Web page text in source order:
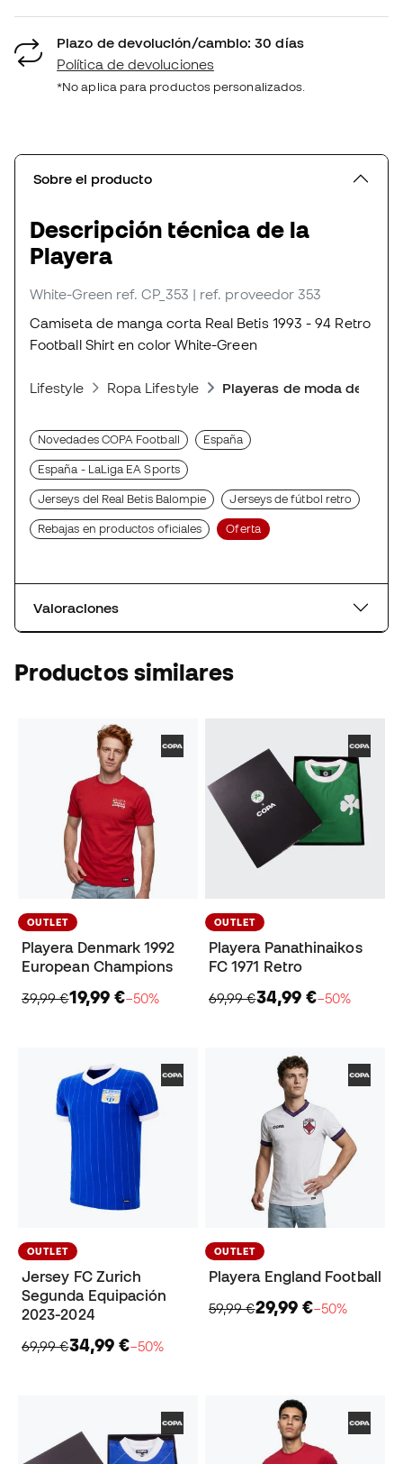
Plazo de devolución/cambio: 30 días
Política de devoluciones
*No aplica para productos personalizados.
Sobre el producto
Descripción técnica de la
Playera
White-Green ref. CP_353 | ref. proveedor 353
Camiseta de manga corta Real Betis 1993 - 94 Retro
Football Shirt en color White-Green
Lifestyle Ropa Lifestyle Playeras de moda
Novedades COPA Football España
España - LaLiga EA Sports
Jerseys del Real Betis Balompie Jerseys de fútbol retro
Rebajas en productos oficiales Oferta
Valoraciones
Productos similares
OUTLET
Playera Denmark 1992
European Champions
39,99 €19,99 €−50%
OUTLET
Playera Panathinaikos
FC 1971 Retro
69,99 €34,99 €−50%
OUTLET
Jersey FC Zurich
Segunda Equipación
2023-2024
69,99 €34,99 €−50%
OUTLET
Playera England Football
59,99 €29,99 €−50%